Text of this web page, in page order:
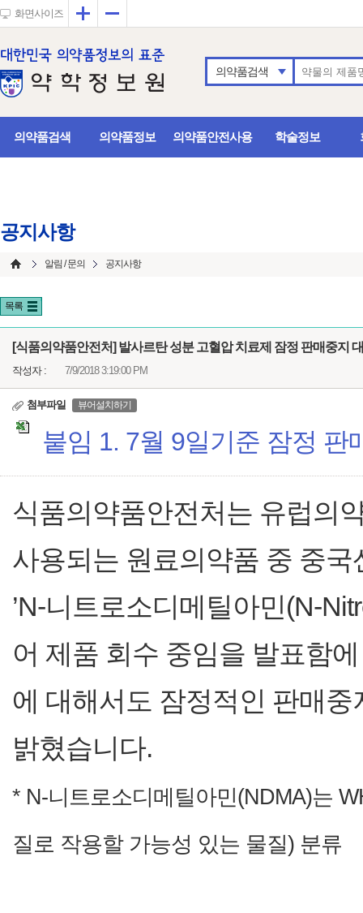
화면사이즈 확대
의약품검색
의약품검색 의약품정보 의약품안전사용 학술정보
공지사항
알림 / 문의 공지사항
목록
[식품의약품안전처] 발사르탄 성분 고혈압 치료제 잠정 판매중지
작성자 : 7/9/2018 3:19:00 PM
첨부파일 뷰어설치하기
붙임 1. 7월 9일기준 잠정 판
식품의약품안전처는 유럽의
사용되는 원료의약품 중 중국
’N-니트로소디메틸아민(N-
어 제품 회수 중임을 발표함
에 대해서도 잠정적인 판매
밝혔습니다.
* N-니트로소디메틸아민(NDMA)는
질로 작용할 가능성 있는 물질) 분류